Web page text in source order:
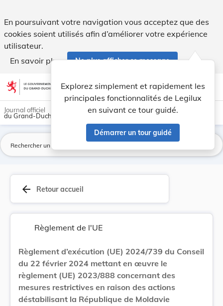
En poursuivant votre navigation vous acceptez que des
cookies soient utilisés afin d’améliorer votre expérience
utilisateur.
En savoir plus
Ne plus afficher ce message
Aller au contenu account_circle help Aide
Explorez simplement et rapidement les
principales fonctionnalités de Legilux
en suivant ce tour guidé.
Démarrer un tour guidé
light_mode dark_mode
Journal officiel
du Grand-Duché de Luxembourg
arrow_back Retour accueil
Règlement de l'UE
Règlement d’exécution (UE) 2024/739 du Conseil
du 22 février 2024 mettant en œuvre le
règlement (UE) 2023/888 concernant des
mesures restrictives en raison des actions
déstabilisant la République de Moldavie